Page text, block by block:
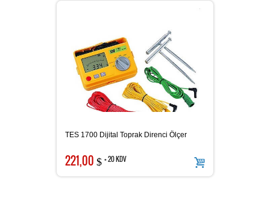
Miliohmmetre
Problar
TES 1700 Dijital Toprak Direnci Ölçer
221,00 $ + 20 KDV